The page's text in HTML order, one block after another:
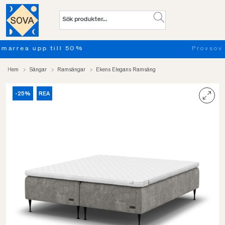
Provsov upp till 100 nätter. Läs mer
Hem Sängar Ramsängar Ekens Elegans Ramsäng
-25% REA